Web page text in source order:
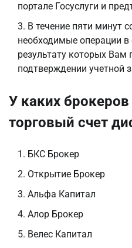
портале Госуслуги и
В течение пяти минут
необходимые операции в
результату которых
подтверждении учетной
У каких
торговый счет
БКС Брокер
Открытие Брокер
Альфа Капитал
Алор Брокер
Велес Капитал